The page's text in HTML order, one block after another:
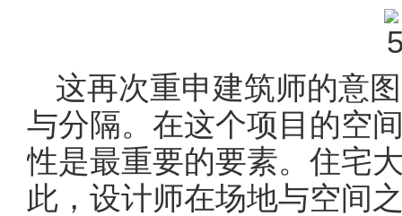
这再次重申建筑师的意
与分隔。在这个项目的空
性是最重要的要素。住宅
此，设计师在场地与空间